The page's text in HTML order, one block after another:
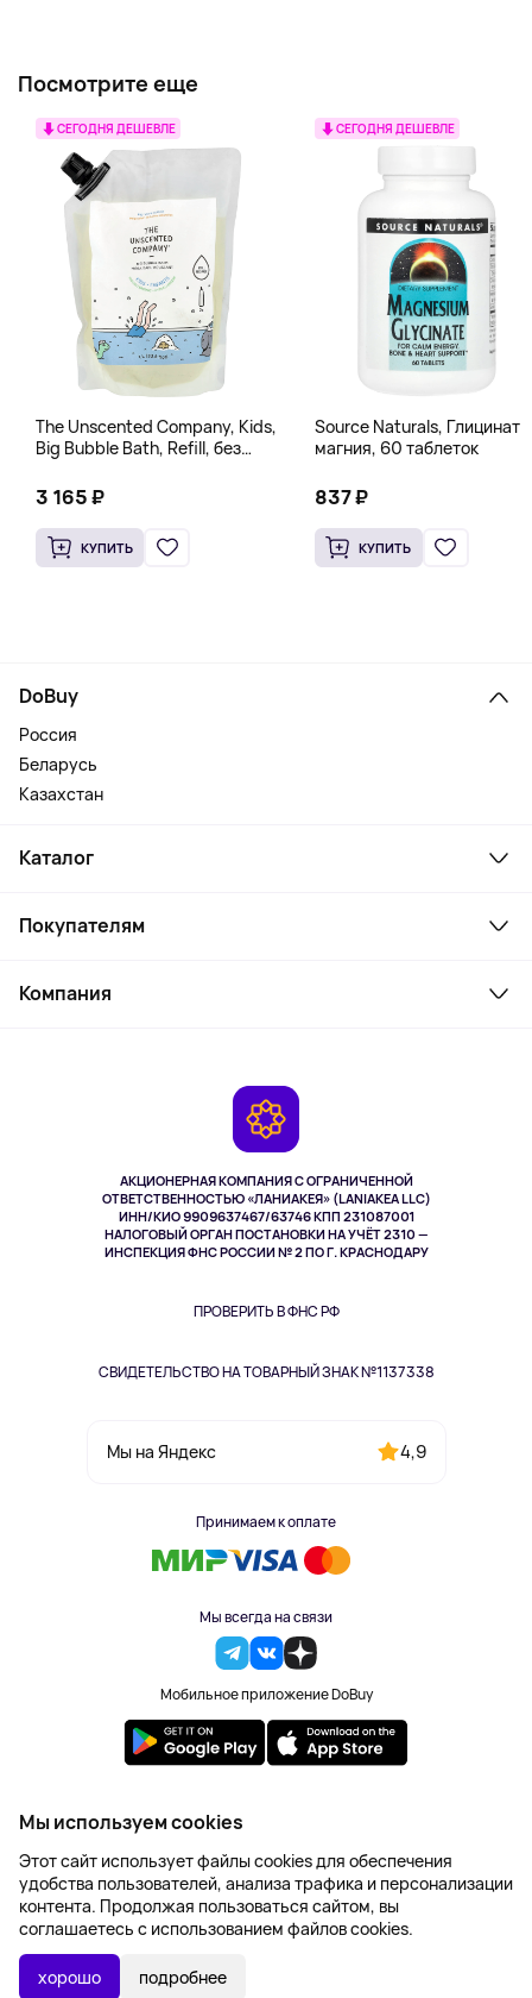
В КОРЗИНУ
Посмотрите еще
СЕГОДНЯ ДЕШЕВЛЕ
The Unscented Company, Kids,
Big Bubble Bath, Refill, без
Унции)
3 165 ₽
КУПИТЬ
СЕГОДНЯ ДЕШЕВЛЕ
Source Naturals, Глицинат
магния, 60 таблеток
837 ₽
КУПИТЬ
АКЦИОНЕРНАЯ КОМПАНИЯ С ОГРАНИЧЕННОЙ
ОТВЕТСТВЕННОСТЬЮ «ЛАНИАКЕЯ» (LANIAKEA LLC)
ИНН/КИО 9909637467/63746 КПП 231087001
НАЛОГОВЫЙ ОРГАН ПОСТАНОВКИ НА УЧЁТ 2310 —
ИНСПЕКЦИЯ ФНС РОССИИ № 2 ПО Г. КРАСНОДАРУ
ПРОВЕРИТЬ В ФНС РФ
СВИДЕТЕЛЬСТВО НА ТОВАРНЫЙ ЗНАК №1137338
Мы на Яндекс 4,9
Принимаем к оплате
Мы всегда на связи
Мобильное приложение DoBuy
DoBuy
Россия
Беларусь
Казахстан
Каталог
Ноутбуки, мониторы, VR
Косметика и уход
Здоровье питомцев
Одежда и аксессуары
Покупателям
Как заказать
Компания
2023-2026 © DoBuy. Все права защищены
Правила обработки персональных данных
Пользовательское соглашение
Оферта
Создание сайта – NetLab
Мы используем cookies
Этот сайт использует файлы cookies для обеспечения
удобства пользователей, анализа трафика и персонализации
контента. Продолжая пользоваться сайтом, вы
соглашаетесь с использованием файлов cookies.
хорошо подробнее